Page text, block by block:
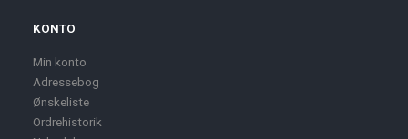
KONTO
Min konto
Adressebog
Ønskeliste
Ordrehistorik